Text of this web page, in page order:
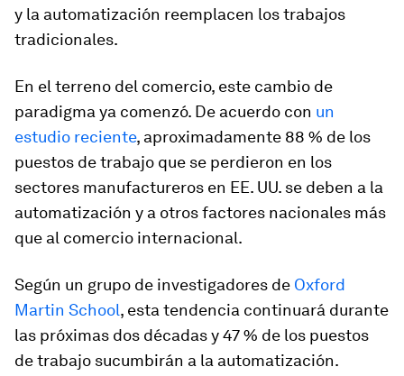
y la automatización reemplacen los trabajos
tradicionales.
En el terreno del comercio, este cambio de
paradigma ya comenzó. De acuerdo con un
estudio reciente, aproximadamente 88 % de los
puestos de trabajo que se perdieron en los
sectores manufactureros en EE. UU. se deben a la
automatización y a otros factores nacionales más
que al comercio internacional.
Según un grupo de investigadores de Oxford
Martin School, esta tendencia continuará durante
las próximas dos décadas y 47 % de los puestos
de trabajo sucumbirán a la automatización.